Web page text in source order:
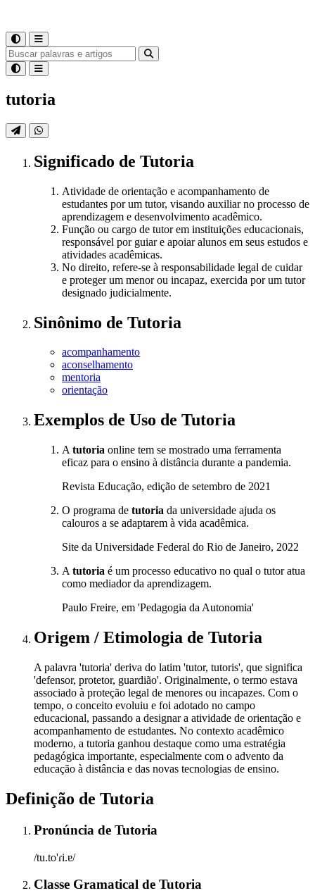
tutoria
Significado de Tutoria
Atividade de orientação e acompanhamento de
estudantes por um tutor, visando auxiliar no processo de
aprendizagem e desenvolvimento acadêmico.
Função ou cargo de tutor em instituições educacionais,
responsável por guiar e apoiar alunos em seus estudos e
atividades acadêmicas.
No direito, refere-se à responsabilidade legal de cuidar
e proteger um menor ou incapaz, exercida por um tutor
designado judicialmente.
Sinônimo de Tutoria
acompanhamento
aconselhamento
mentoria
orientação
Exemplos de Uso de Tutoria
A tutoria online tem se mostrado uma ferramenta
eficaz para o ensino à distância durante a pandemia.
Revista Educação, edição de setembro de 2021
O programa de tutoria da universidade ajuda os
calouros a se adaptarem à vida acadêmica.
Site da Universidade Federal do Rio de Janeiro, 2022
A tutoria é um processo educativo no qual o tutor atua
como mediador da aprendizagem.
Paulo Freire, em 'Pedagogia da Autonomia'
Origem / Etimologia de Tutoria
A palavra 'tutoria' deriva do latim 'tutor, tutoris', que significa
'defensor, protetor, guardião'. Originalmente, o termo estava
associado à proteção legal de menores ou incapazes. Com o
tempo, o conceito evoluiu e foi adotado no campo
educacional, passando a designar a atividade de orientação e
acompanhamento de estudantes. No contexto acadêmico
moderno, a tutoria ganhou destaque como uma estratégia
pedagógica importante, especialmente com o advento da
educação à distância e das novas tecnologias de ensino.
Definição de Tutoria
Pronúncia de Tutoria
/tu.to'ɾi.ɐ/
Classe Gramatical de Tutoria